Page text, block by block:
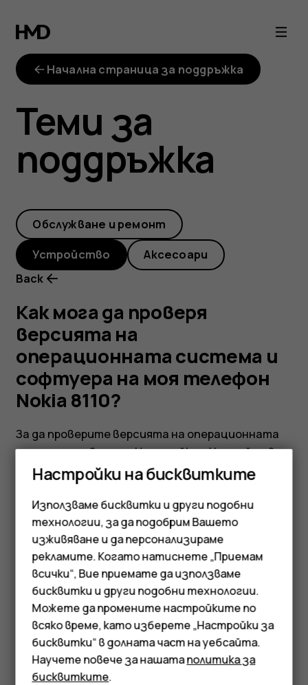
Как
мога
да
проверя
версията
на
операционната
система
и
софтуера
на
моя
телефон
Nokia
8110?
Смартфони
Мобилни телефони
Аксесоари
Таблети
Начална страница за поддръжка
Теми за
поддръжка
Обслужване и ремонт
Устройство
Аксесоари
Back
Как мога да проверя
версията на
операционната система и
софтуера на моя телефон
Nokia 8110?
За да проверите версията на операционната
система, отворетеНастройки>Устройство>
Информация за устройството>Още
информация
софтуера, отворетеНастройки>Устройство
Информация за устройството.
Полезен ли беше този отговор?
Да
Настройки на бисквитките
Използваме бисквитки и други подобни
технологии, за да подобрим Вашето
изживяване и да персонализираме
рекламите. Когато натиснете „Приемам
всички“, Вие приемате да използваме
бисквитки и други подобни технологии.
Можете да промените настройките по
всяко време, като изберете „Настройки за
бисквитки“ в долната част на уебсайта.
Научете повече за нашатаполитика за
бисквитките.